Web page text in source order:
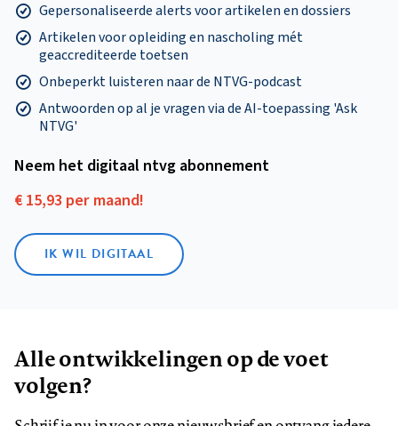
Gepersonaliseerde alerts voor artikelen en dossiers
Artikelen voor opleiding en nascholing mét
geaccrediteerde toetsen
Onbeperkt luisteren naar de NTVG-podcast
Antwoorden op al je vragen via de AI-toepassing 'Ask
NTVG'
Neem het digitaal ntvg abonnement
€ 15,93 per maand!
IK WIL DIGITAAL
Alle ontwikkelingen op de voet
volgen?